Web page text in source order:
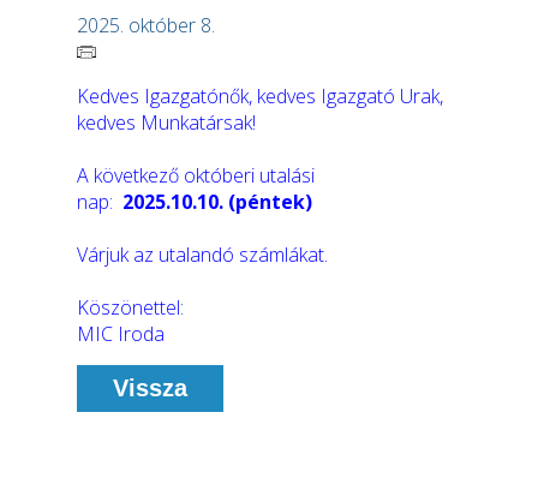
2025. október 8.
Kedves Igazgatónők, kedves Igazgató Urak,
kedves Munkatársak!
A következő októberi utalási
nap: 2025.10.10. (péntek)
Várjuk az utalandó számlákat.
Köszönettel:
MIC Iroda
Vissza